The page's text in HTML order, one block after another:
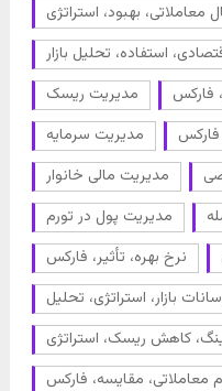
معاملاتی، بهبود، استراتژی
استفاده، تحلیل بازار
مدیریت ریسک
فارکس
مدیریت سرمایه
فارکس
مدیریت مالی خانوار
مدیریت پول در تورم
نرخ بهره، تأثیر، فارکس
بازار، استراتژی، تحلیل
کاهش ریسک، استراتژی
معاملاتی، مقایسه، فارکس